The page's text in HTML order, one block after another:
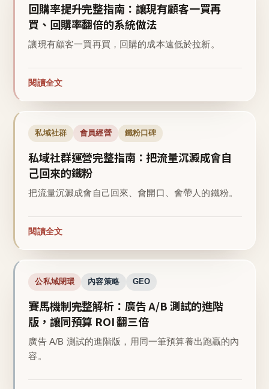
回購率提升完整指南：讓現有顧客一買再
買、回購率翻倍的系統做法
讓現有顧客一買再買，回購的成本遠低於拉新。
閱讀全文
私域社群 會員經營 鐵粉口碑
私域社群運營完整指南：把流量沉澱成會自
己回來的鐵粉
把流量沉澱成會自己回來、會開口、會帶人的鐵粉。
閱讀全文
公私域閉環 內容策略 GEO
賽馬機制完整解析：廣告 A/B 測試的進階
版，讓同預算 ROI 翻三倍
廣告 A/B 測試的進階版，用同一筆預算養出跑贏的內
容。